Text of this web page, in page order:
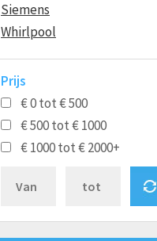
Siemens
Whirlpool
Prijs
€ 0 tot € 500
€ 500 tot € 1000
€ 1000 tot € 2000+